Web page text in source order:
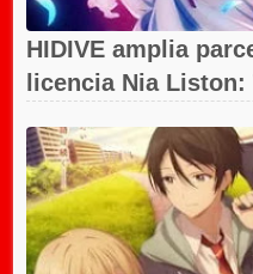
HIDIVE amplia
licencia Nia Liston: